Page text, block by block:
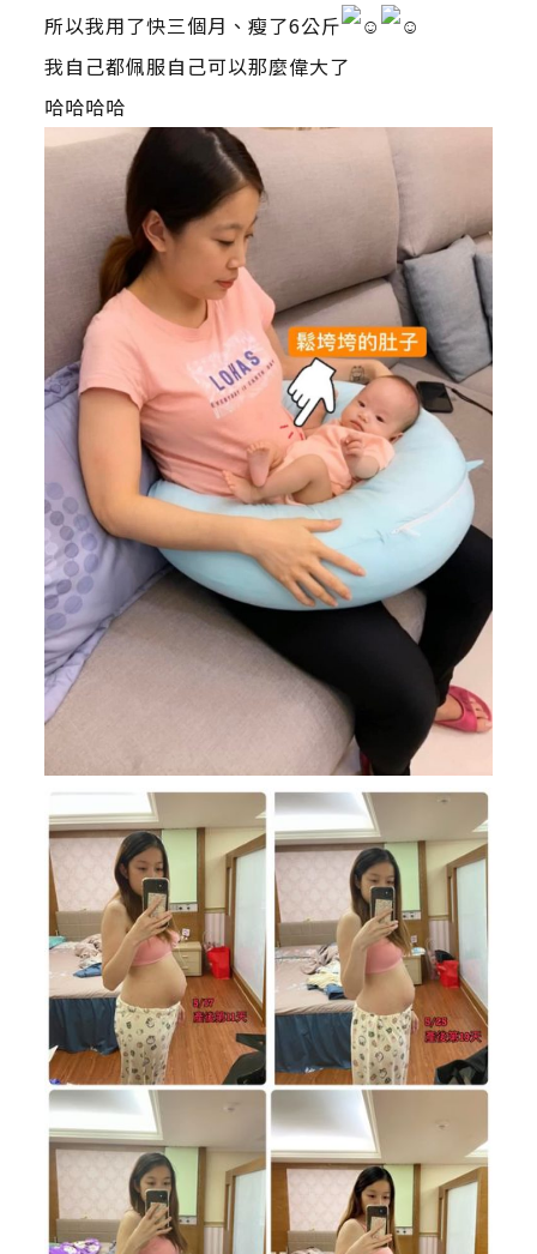
所以我用了快三個月、瘦了6公斤
我自己都佩服自己可以那麼偉大了
哈哈哈哈